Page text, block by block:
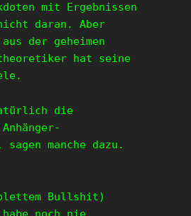
mit Ergebnissen
daran. Aber
der geheimen
hat seine
die
sagen manche dazu.
Bullshit)